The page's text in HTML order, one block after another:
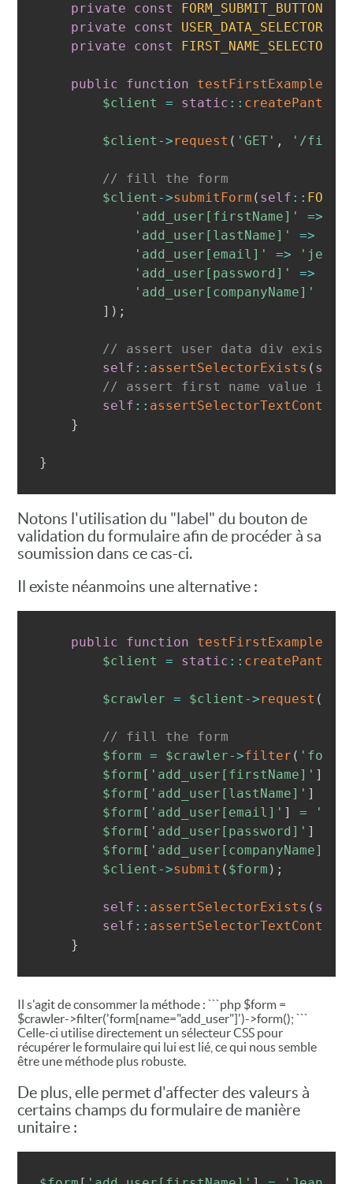
private
const
private
const USER_DATA_SELECTOR
private
const FIRST_NAME_SELECTOR
public function
$client
= static ::
$client ->request ( 'GET' , '/
// fill the form
$client ->submitForm ( self ::
'add_user[firstName]'
=>
'add_user[lastName]'
=>
'add_user[email]'
=>
'add_user[password]'
=>
'add_user[companyName]'
] ) ;
// assert user data div exists
self :: assertSelectorExists ( self
// assert first name value is as
self ::
}
}
Notons l'utilisation du "label" du bouton de
validation du formulaire afin de procéder à sa
soumission dans ce cas-ci.
Il existe néanmoins une alternative :
public function
$client
= static ::
$crawler = $client ->request (
// fill the form
$form
= $crawler->filter (
$form [ 'add_user[firstName]' ]
$form [ 'add_user[lastName]' ]
$form [ 'add_user[email]' ] =
$form [ 'add_user[password]' ]
$form [ 'add_user[companyName]'
$client ->submit ( $form ) ;
self :: assertSelectorExists ( self
self ::
}
Il s'agit de consommer la méthode : ```php $form =
$crawler->filter('form[name="add_user"]')->form(); ```
Celle-ci utilise directement un sélecteur CSS pour
récupérer le formulaire qui lui est lié, ce qui nous semble
être une méthode plus robuste.
De plus, elle permet d'affecter des valeurs à
certains champs du formulaire de manière
unitaire :